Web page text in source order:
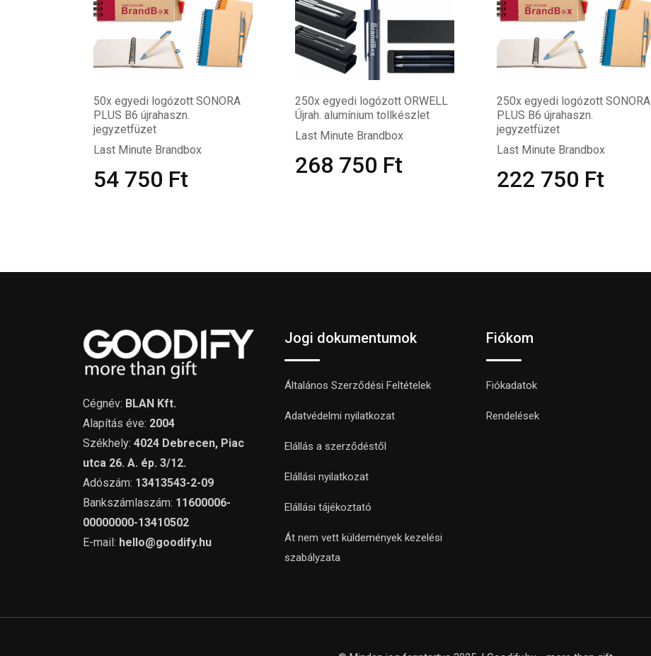
50x egyedi logózott SONORA
PLUS B6 újrahaszn.
jegyzetfüzet
Last Minute Brandbox
54 750 Ft
250x egyedi logózott ORWELL
Újrah. alumínium tollkészlet
Last Minute Brandbox
268 750 Ft
250x egyedi logózott SONORA
PLUS B6 újrahaszn.
jegyzetfüzet
Last Minute Brandbox
222 750 Ft
Cégnév: BLAN Kft.
Alapítás éve: 2004
Székhely: 4024 Debrecen, Piac
utca 26. A. ép. 3/12.
Adószám: 13413543-2-09
Bankszámlaszám: 11600006-
00000000-13410502
E-mail: hello@goodify.hu
Jogi dokumentumok
Általános Szerződési Feltételek
Adatvédelmi nyilatkozat
Elállás a szerződéstől
Elállási nyilatkozat
Elállási tájékoztató
Át nem vett küldemények kezelési
szabályzata
Fiókom
Fiókadatok
Rendelések